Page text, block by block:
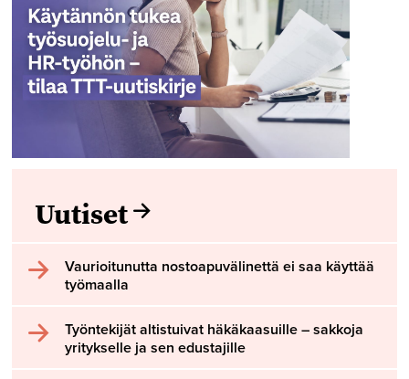
Uutiset
Vaurioitunutta nostoapuvälinettä ei saa käyttää
työmaalla
Työntekijät altistuivat häkäkaasuille – sakkoja
yritykselle ja sen edustajille